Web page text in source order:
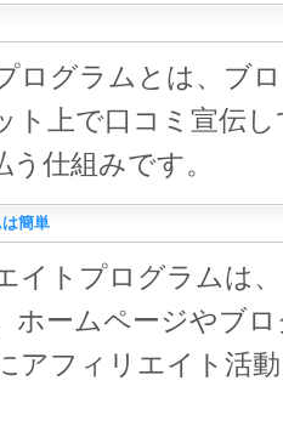
ログラムとは、ブ
ト上で口コミ宣伝
仕組みです。
簡単
イトプログラムは
ホームページやブ
アフィリエイト活